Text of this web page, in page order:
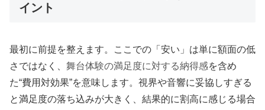
イント
最初に前提を整えます。ここでの「安い」は単に額面の低
さではなく、 舞台体験の満足度に対する納得感を含め
た“費用対効果”を意味します。視界や音響に妥協しすぎる
と満足度の落ち込みが大きく、結果的に割高に感じる場合